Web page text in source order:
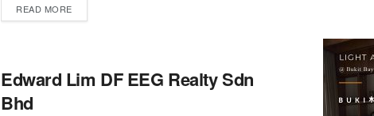
READ MORE
Edward Lim DF EEG Realty Sdn
Bhd